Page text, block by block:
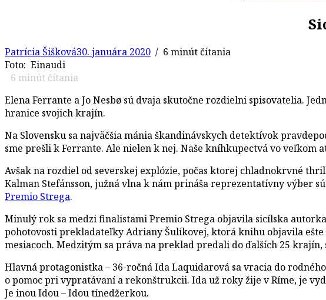
Patrícia Šišková30. januára 2020 / 6 minút čítania
Foto: Einaudi
6 minút čítania
Elena Ferrante a Jo Nesbø sú dvaja skutočne rozdielni spisovatelia.
hranice svojich krajín.
Na Slovensku sa najväčšia mánia škandinávskych detektívok
sme prešli k Ferrante. Ale nielen k nej. Naše kníhkupectvá vo veľkom
Avšak na rozdiel od severskej explózie, počas ktorej chladnokrvné
Kalman Stefánsson, južná vlna k nám prináša reprezentatívny výber
Premio Strega.
Minulý rok sa medzi finalistami Premio Strega objavila sicílska
pohotovosti prekladateľky Adriany Šulíkovej, ktorá knihu objavila
mesiacoch. Medzitým sa práva na preklad predali do ďalších 25
Hlavná protagonistka – 36-ročná Ida Laquidarová sa vracia do
o pomoc pri vypratávaní a rekonštrukcii. Ida už roky žije v Ríme, je
Je inou Idou – Idou tínedžerkou.